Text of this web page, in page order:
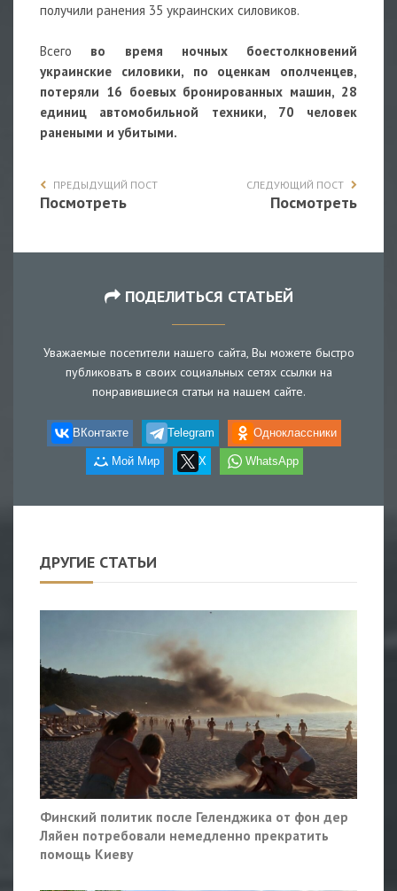
получили ранения 35 украинских силовиков.
Всего во время ночных боестолкновений
украинские силовики, по оценкам ополченцев,
потеряли 16 боевых бронированных машин, 28
единиц автомобильной техники, 70 человек
ранеными и убитыми.
ПРЕДЫДУЩИЙ ПОСТ
Посмотреть
СЛЕДУЮЩИЙ ПОСТ
Посмотреть
ПОДЕЛИТЬСЯ СТАТЬЕЙ
Уважаемые посетители нашего сайта, Вы можете быстро
публиковать в своих социальных сетях ссылки на
понравившиеся статьи на нашем сайте.
ВКонтакте Telegram Одноклассники
Мой Мир X WhatsApp
ДРУГИЕ СТАТЬИ
Финский политик после Геленджика от фон дер
Ляйен потребовали немедленно прекратить
помощь Киеву